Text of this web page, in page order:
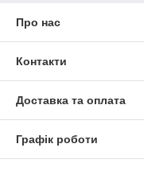
Про нас
Контакти
Доставка та оплата
Графік роботи